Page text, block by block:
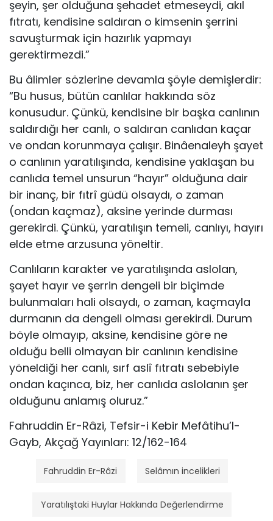
şeyin, şer olduğuna şehadet etmeseydi, akıl
fıtratı, kendisine saldıran o kimsenin şerrini
savuşturmak için hazırlık yapmayı
gerektirmezdi.”
Bu âlimler sözlerine devamla şöyle demişlerdir:
“Bu husus, bütün canlılar hakkında söz
konusudur. Çünkü, kendisine bir başka canlının
saldırdığı her canlı, o saldıran canlıdan kaçar
ve ondan korunmaya çalışır. Binâenaleyh şayet
o canlının yaratılışında, kendisine yaklaşan bu
canlıda temel unsurun “hayır” olduğuna dair
bir inanç, bir fıtrî güdü olsaydı, o zaman
(ondan kaçmaz), aksine yerinde durması
gerekirdi. Çünkü, yaratılışın temeli, canlıyı, hayırı
elde etme arzusuna yöneltir.
Canlıların karakter ve yaratılışında aslolan,
şayet hayır ve şerrin dengeli bir biçimde
bulunmaları hali olsaydı, o zaman, kaçmayla
durmanın da dengeli olması gerekirdi. Durum
böyle olmayıp, aksine, kendisine göre ne
olduğu belli olmayan bir canlının kendisine
yöneldiği her canlı, sırf aslî fıtratı sebebiyle
ondan kaçınca, biz, her canlıda aslolanın şer
olduğunu anlamış oluruz.”
Fahruddin Er-Râzi, Tefsir-i Kebir Mefâtihu’l-
Gayb, Akçağ Yayınları: 12/162-164
Fahruddin Er-Râzi Selâmın incelikleri
Yaratılıştaki Huylar Hakkında Değerlendirme